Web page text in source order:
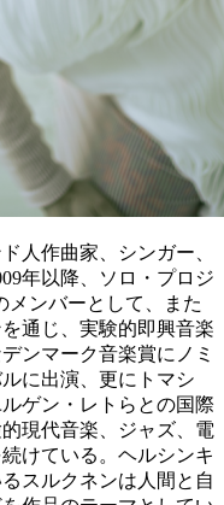
人作曲家、シンガー、
年以降、ソロ・プロジ
メンバーとして、また
通じ、実験的即興音楽
ンマーク音楽賞にノミ
に出演、更にトマシ
ゲン・レトらとの国際
現代音楽、ジャズ、電
けている。ヘルシンキ
スルクネンは人間と自